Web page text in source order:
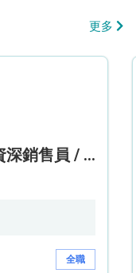
更多
Senior Sales Assistant 資深銷售員 / Sales Assistant 銷售員
全職